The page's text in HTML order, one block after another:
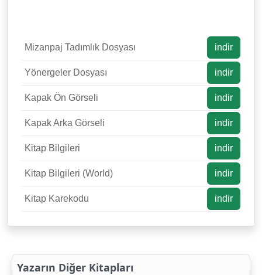
Mizanpaj Tadımlık Dosyası indir
Yönergeler Dosyası indir
Kapak Ön Görseli indir
Kapak Arka Görseli indir
Kitap Bilgileri indir
Kitap Bilgileri (World) indir
Kitap Karekodu indir
Yazarın Diğer Kitapları